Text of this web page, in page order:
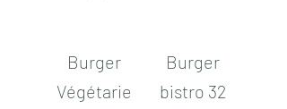
Burger
Végétarie
Burger
bistro 32